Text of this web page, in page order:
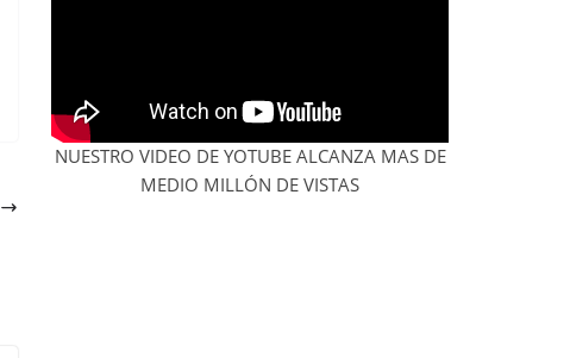
NUESTRO VIDEO DE YOTUBE ALCANZA MAS DE
MEDIO MILLÓN DE VISTAS